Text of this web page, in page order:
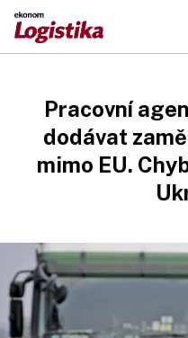
Pracovní
dodávat
mimo EU.